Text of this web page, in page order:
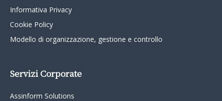
Informativa Privacy
Cookie Policy
Modello di organizzazione, gestione e controllo
Servizi Corporate
Assinform Solutions